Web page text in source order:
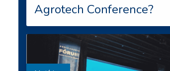
Agrotech Conference?